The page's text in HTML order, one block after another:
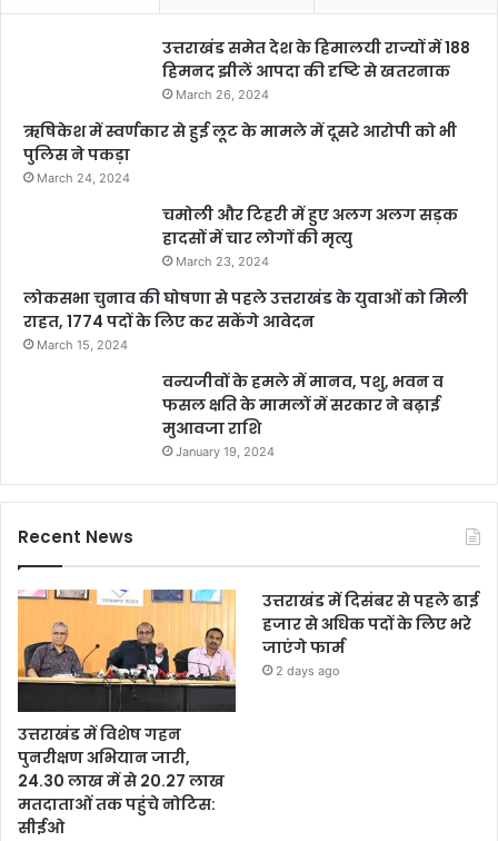
उत्तराखंड समेत देश के हिमालयी राज्यों में 188
हिमनद झीलें आपदा की दृष्टि से खतरनाक
March 26, 2024
ऋषिकेश में स्वर्णकार से हुई लूट के मामले में दूसरे आरोपी को भी
पुलिस ने पकड़ा
March 24, 2024
चमोली और टिहरी में हुए अलग अलग सड़क
हादसों में चार लोगों की मृत्यु
March 23, 2024
लोकसभा चुनाव की घोषणा से पहले उत्तराखंड के युवाओं को मिली
राहत, 1774 पदों के लिए कर सकेंगे आवेदन
March 15, 2024
वन्यजीवों के हमले में मानव, पशु, भवन व
फसल क्षति के मामलों में सरकार ने बढ़ाई
मुआवजा राशि
January 19, 2024
Recent News
उत्तराखंड में विशेष गहन
पुनरीक्षण अभियान जारी,
24.30 लाख में से 20.27 लाख
मतदाताओं तक पहुंचे नोटिस:
सीईओ
उत्तराखंड में दिसंबर से पहले ढाई
हजार से अधिक पदों के लिए भरे
जाएंगे फार्म
2 days ago